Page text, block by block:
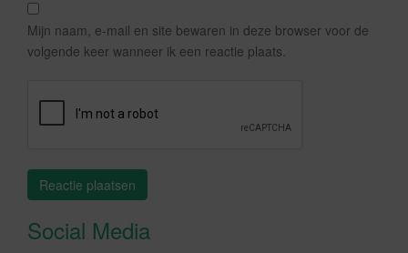
Mijn naam, e-mail en site bewaren in deze browser voor de
volgende keer wanneer ik een reactie plaats.
Social Media